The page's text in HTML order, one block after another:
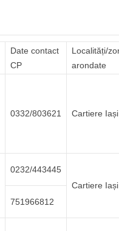
Date contact
CP
Localități/
arondate
0332/803621 Cartiere Iași
0232/443445
Cartiere Iași
751966812